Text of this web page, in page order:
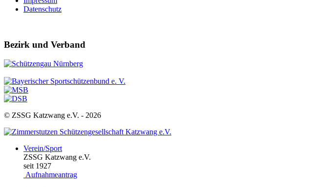
Datenschutz
Bezirk und Verband
© ZSSG Katzwang e.V. - 2026
Verein/Sport
ZSSG Katzwang e.V.
seit 1927
Aufnahmeantrag